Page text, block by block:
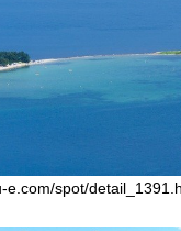
e.com/spot/